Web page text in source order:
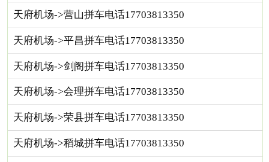
天府机场->营山拼车电话17703813350
天府机场->平昌拼车电话17703813350
天府机场->剑阁拼车电话17703813350
天府机场->会理拼车电话17703813350
天府机场->荣县拼车电话17703813350
天府机场->稻城拼车电话17703813350